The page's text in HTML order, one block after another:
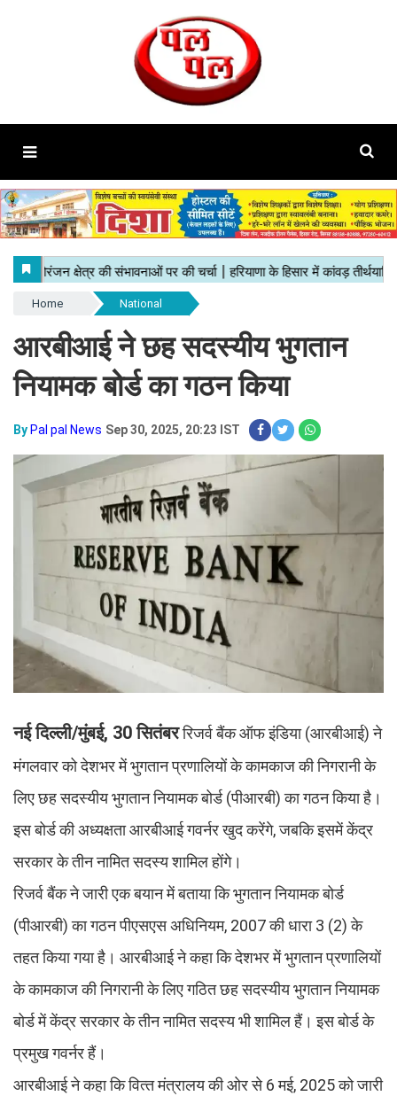
Home National
आरबीआई ने छह सदस्यीय भुगतान
नियामक बोर्ड का गठन किया​​​​​​​
By Pal pal News Sep 30, 2025, 20:23 IST
नई दिल्‍ली/मुंबई, 30 सितंबररिजर्व बैंक ऑफ इंडिया (आरबीआई) ने
मंगलवार को देशभर में भुगतान प्रणालियों के कामकाज की निगरानी के
लिए छह सदस्यीय भुगतान नियामक बोर्ड (पीआरबी) का गठन किया है।
इस बोर्ड की अध्यक्षता आरबीआई गवर्नर खुद करेंगे, जबकि इसमें केंद्र
सरकार के तीन नामित सदस्य शामिल होंगे।
रिजर्व बैंक ने जारी एक बयान में बताया क‍ि भुगतान नियामक बोर्ड
(पीआरबी) का गठन पीएसएस अधिनियम, 2007 की धारा 3 (2) के
तहत किया गया है। आरबीआई ने कहा कि देशभर में भुगतान प्रणालियों
के कामकाज की निगरानी के लिए गठित छह सदस्यीय भुगतान नियामक
बोर्ड में केंद्र सरकार के तीन नामित सदस्य भी शामिल हैं। इस बोर्ड के
प्रमुख गवर्नर हैं।
आरबीआई ने कहा कि वित्‍त मंत्रालय की ओर से 6 मई, 2025 को जारी